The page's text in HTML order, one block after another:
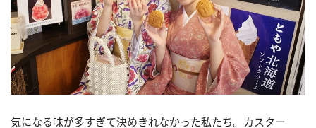
気になる味が多すぎて決めきれなかった私たち。カスター